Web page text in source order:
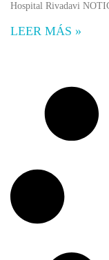
Hospital Rivadavi
LEER MÁS »